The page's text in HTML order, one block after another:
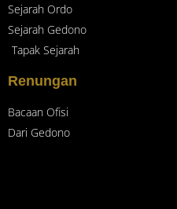
Sejarah Ordo
Sejarah Gedono
Tapak Sejarah
Renungan
Bacaan Ofisi
Dari Gedono